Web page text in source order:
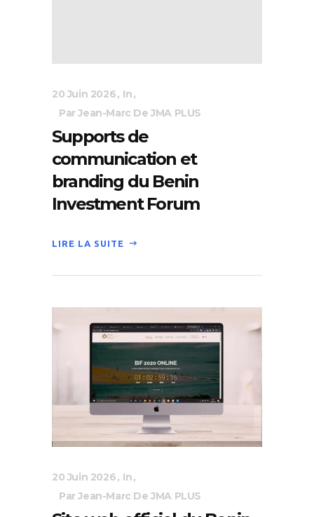
20 Juin 2026
In
Par Jean-Marc De JMA PLUS
Supports de
communication et
branding du Benin
Investment Forum
LIRE LA SUITE
20 Juin 2026
In
Par Jean-Marc De JMA PLUS